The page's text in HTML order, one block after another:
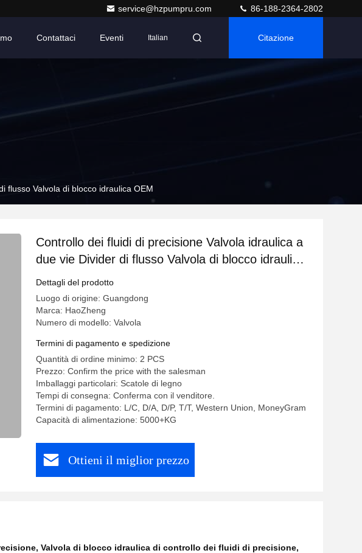
service@hzpumpru.com 86-188-2364-2802
Contattaci Eventi Italian Citazione
flusso Valvola di blocco idraulica OEM
Controllo dei fluidi di precisione Valvola idraulica a
due vie Divider di flusso Valvola di blocco idraulica
OEM
Dettagli del prodotto
Luogo di origine: Guangdong
Marca: HaoZheng
Numero di modello: Valvola
Termini di pagamento e spedizione
Quantità di ordine minimo: 2 PCS
Prezzo: Confirm the price with the salesman
Imballaggi particolari: Scatole di legno
Tempi di consegna: Conferma con il venditore.
Termini di pagamento: L/C, D/A, D/P, T/T, Western Union, MoneyGram
Capacità di alimentazione: 5000+KG
Ottieni il miglior prezzo
, Valvola di blocco idraulica di controllo dei fluidi di precisione,